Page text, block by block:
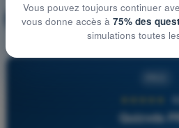
🔒 PRO Explication
Quizvds
Vous pouvez toujours continuer
vous donne accès à 75% des
simulations toutes